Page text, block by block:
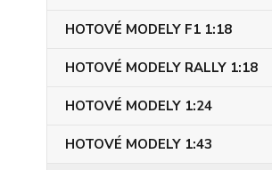
HOTOVÉ MODELY F1 1:18
HOTOVÉ MODELY RALLY 1:18
HOTOVÉ MODELY 1:24
HOTOVÉ MODELY 1:43